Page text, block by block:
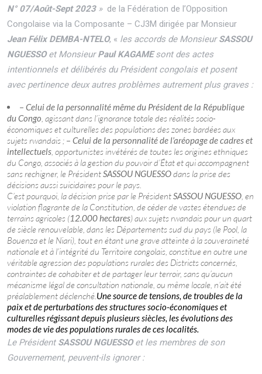
N° 07/Août-Sept 2023 »de la Fédération de l’Opposition
Congolaise via la Composante – CJ3M dirigée par Monsieur
Jean Félix DEMBA-NTELO, « les accords de MonsieurSASSOU
NGUESSOet MonsieurPaul KAGAMEsont des actes
intentionnels et délibérés du Président congolais et posent
avec pertinence deux autres problèmes autrement plus graves :
– Celui de la personnalité même du Président de la République
du Congo, agissant dans l’ignorance totale des réalités socio-
économiques et culturelles des populations des zones bardées aux
sujets rwandais ; – Celui de la personnalité de l’aréopage de cadres et
intellectuels, opportunistes invétérés de toutes les origines ethniques
du Congo, associés à la gestion du pouvoir d’État et qui accompagnent
sans rechigner, le PrésidentSASSOU NGUESSOdans la prise des
décisions aussi suicidaires pour le pays.
C’est pourquoi, la décision prise par le PrésidentSASSOU NGUESSO, en
violation flagrante de la Constitution, de céder de vastes étendues de
terrains agricoles (12.000 hectares) aux sujets rwandais pour un quart
de siècle renouvelable, dans les Départements sud du pays (le Pool, la
Bouenza et le Niari), tout en étant une grave atteinte à la souveraineté
nationale et à l’intégrité du Territoire congolais, constitue en outre une
véritable agression des populations rurales des Districts concernés,
contraintes de cohabiter et de partager leur terroir, sans qu’aucun
mécanisme légal de consultation nationale, ou même locale, n’ait été
préalablement déclenché.Une source de tensions, de troubles de la
paix et de perturbations des structures socio-économiques et
culturelles régissant depuis plusieurs siècles, les évolutions des
modes de vie des populations rurales de ces localités.
Le Président SASSOU NGUESSOet les membres de son
Gouvernement, peuvent-ils ignorer :